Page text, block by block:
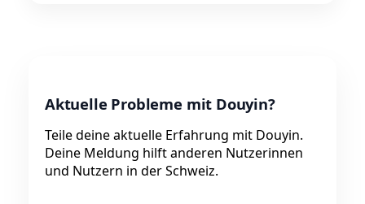
Aktuelle Probleme mit Douyin?
Teile deine aktuelle Erfahrung mit Douyin.
Deine Meldung hilft anderen Nutzerinnen
und Nutzern in der Schweiz.